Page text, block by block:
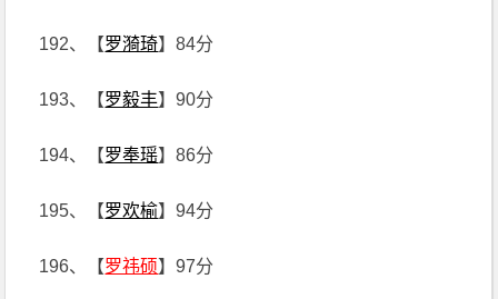
192、【罗漪琦】84分
193、【罗毅丰】90分
194、【罗奉瑶】86分
195、【罗欢榆】94分
196、【罗祎硕】97分